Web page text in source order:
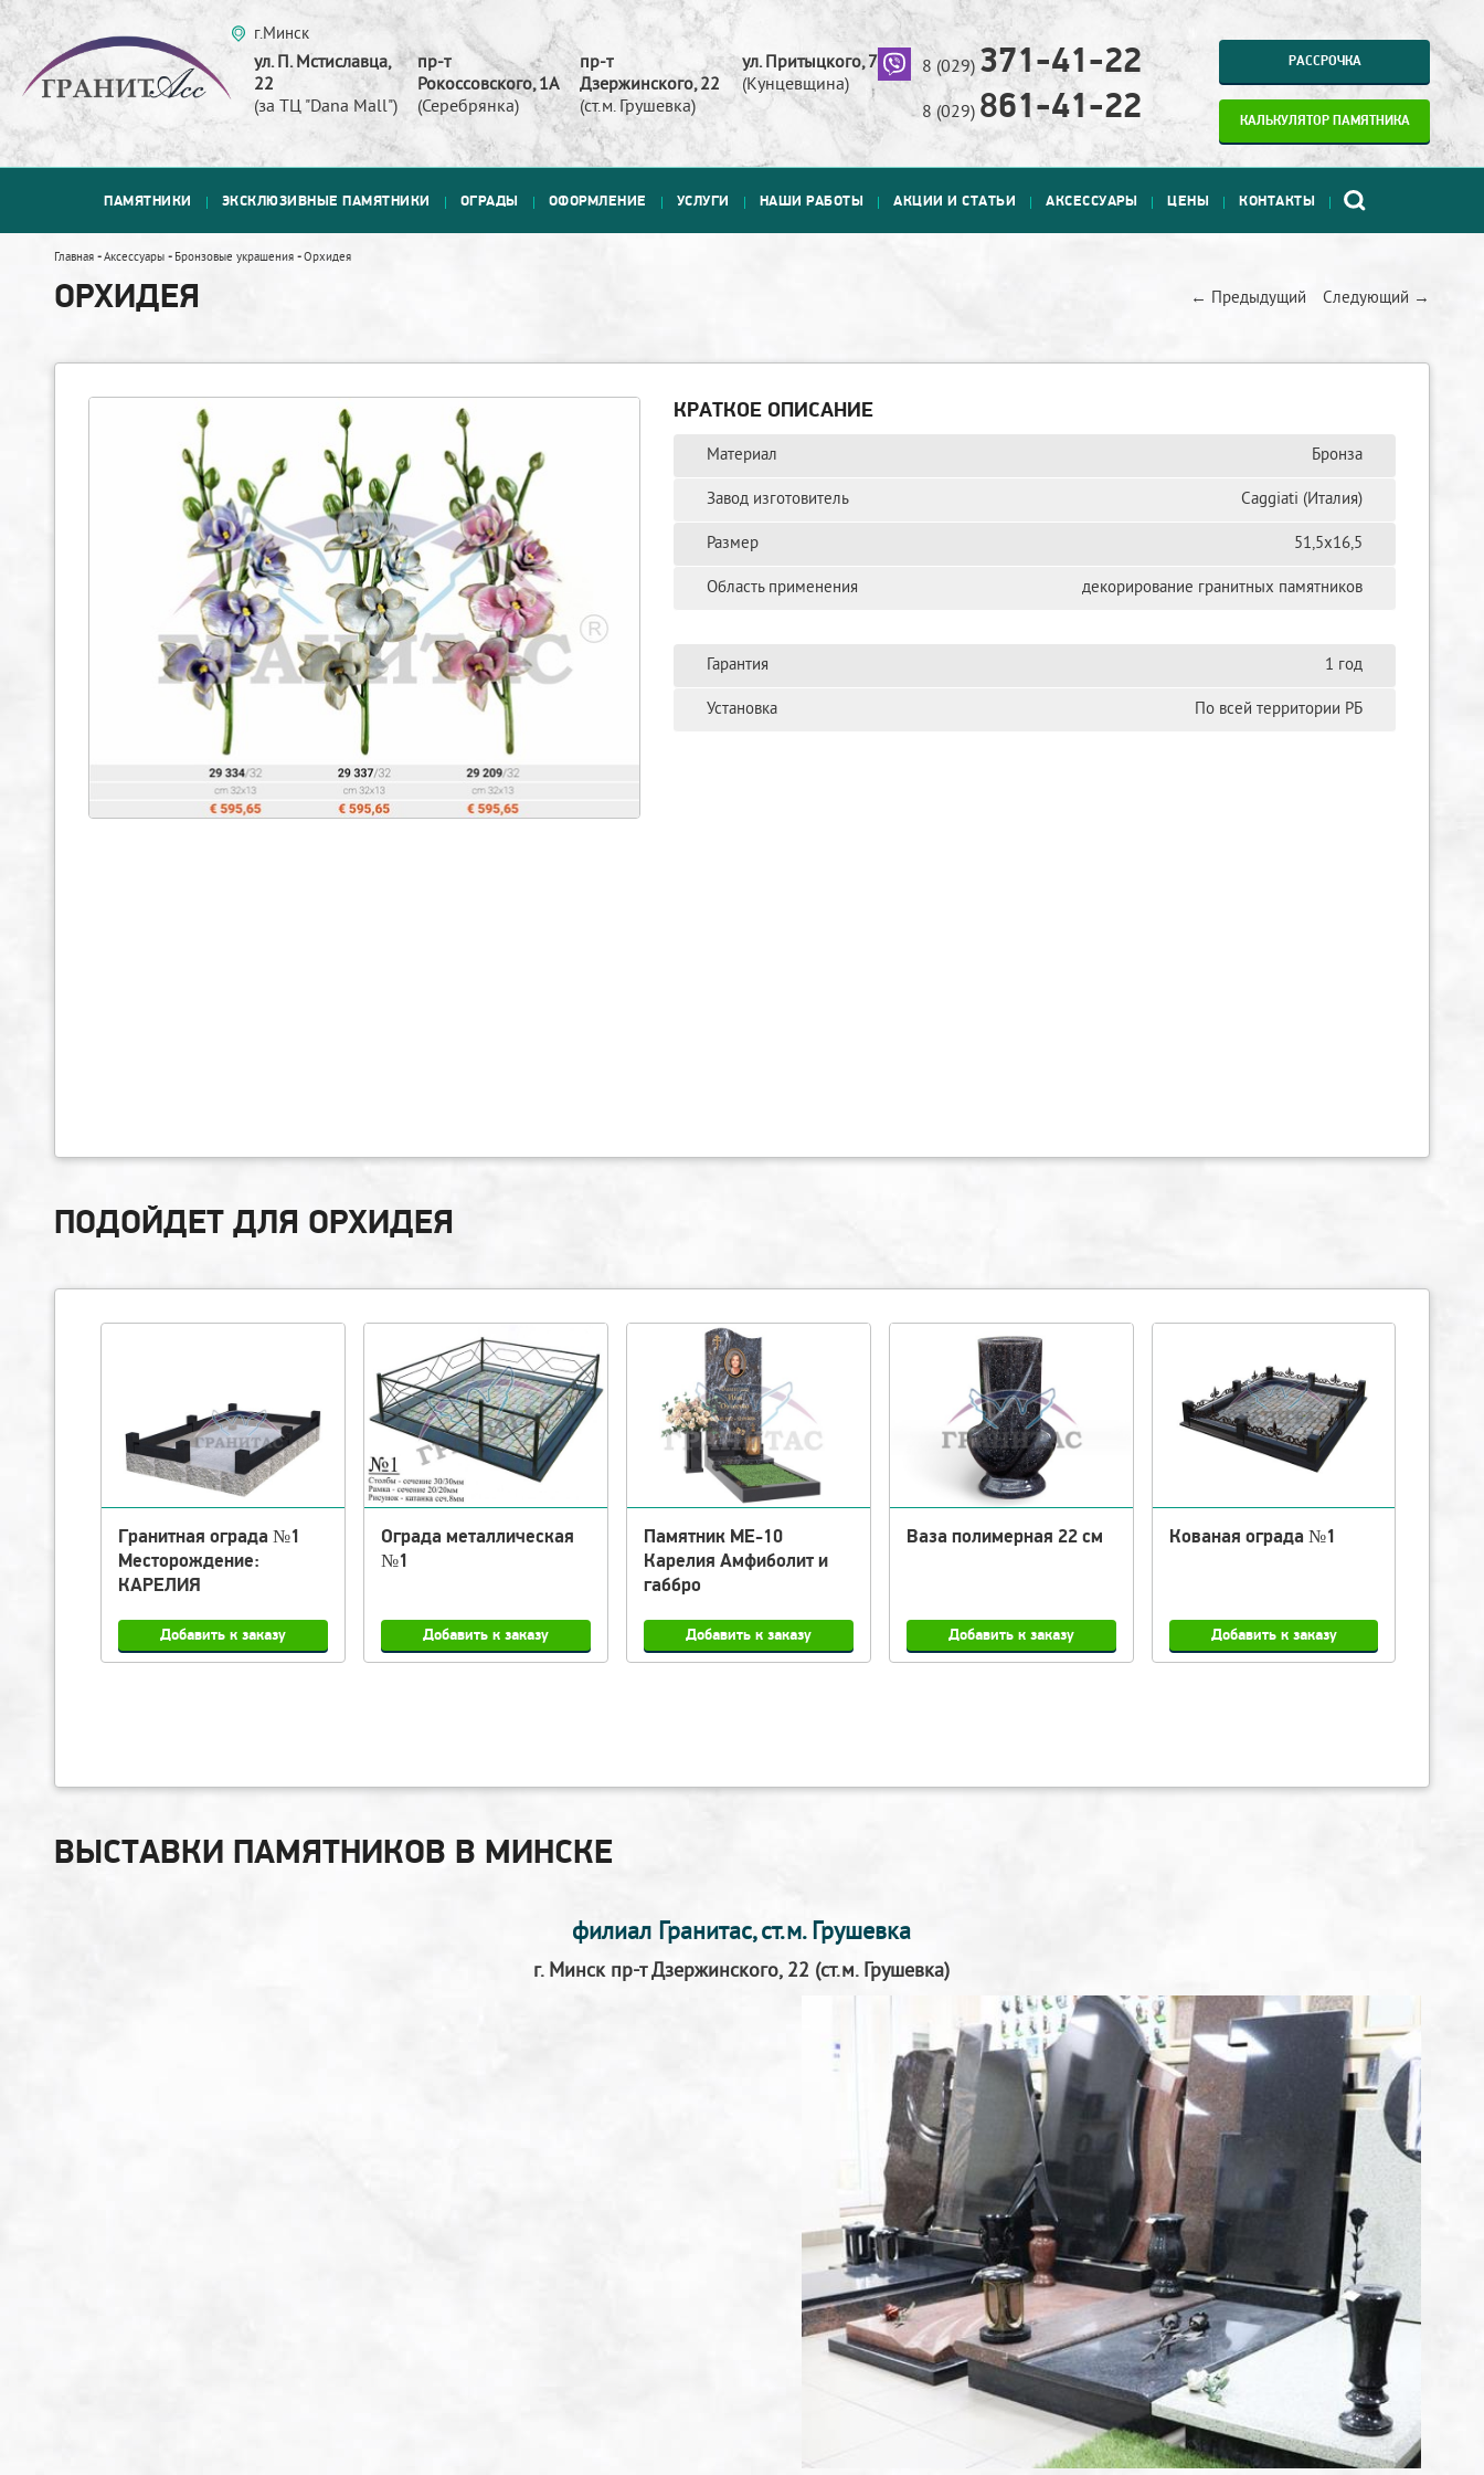
г.Минск
ул. П. Мстиславца,
22
(за ТЦ "Dana Mall")
пр-т
Рокоссовского, 1А
(Серебрянка)
пр-т
Дзержинского, 22
(ст.м. Грушевка)
ул. Притыцкого, 73
(Кунцевщина)
8 (029) 371-41-22
8 (029) 861-41-22
РАССРОЧКА
КАЛЬКУЛЯТОР ПАМЯТНИКА
ПАМЯТНИКИ ЭКСКЛЮЗИВНЫЕ ПАМЯТНИКИ ОГРАДЫ ОФОРМЛЕНИЕ УСЛУГИ НАШИ РАБОТЫ АКЦИИ И СТАТЬИ АКСЕССУАРЫ ЦЕНЫ КОНТАКТЫ
Главная -Аксессуары - Бронзовые украшения -Орхидея
← Предыдущий Следующий →
ОРХИДЕЯ
КРАТКОЕ ОПИСАНИЕ
Материал Бронза
Завод изготовитель Сaggiati (Италия)
Размер 51,5х16,5
Область применения декорирование гранитных памятников
Гарантия 1 год
Установка По всей территории РБ
ПОДОЙДЕТ ДЛЯ ОРХИДЕЯ
Гранитная ограда №1
Месторождение:
КАРЕЛИЯ
Ограда металлическая
№1
Памятник МЕ-10
Карелия Амфиболит и
габбро
Ваза полимерная 22 см Кованая ограда №1
ВЫСТАВКИ ПАМЯТНИКОВ В МИНСКЕ
филиал Гранитас, ст.м. Грушевка
г. Минск пр-т Дзержинского, 22 (ст.м. Грушевка)